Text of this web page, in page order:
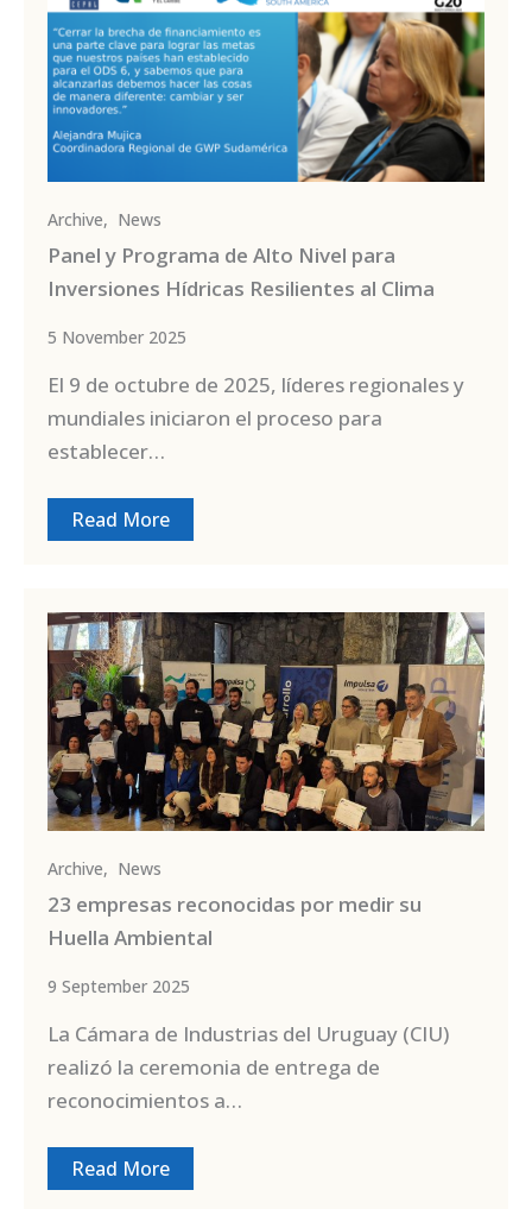
Archive, News
Panel y Programa de Alto Nivel para
Inversiones Hídricas Resilientes al Clima
5 November 2025
El 9 de octubre de 2025, líderes regionales y
mundiales iniciaron el proceso para
establecer…
Read More
Archive, News
23 empresas reconocidas por medir su
Huella Ambiental
9 September 2025
La Cámara de Industrias del Uruguay (CIU)
realizó la ceremonia de entrega de
reconocimientos a…
Read More